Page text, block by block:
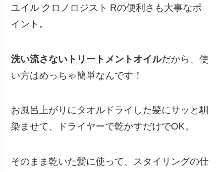
ユイル クロノロジスト Rの便利さも大事なポ
イント。
洗い流さないトリートメントオイルだから、使
い方はめっちゃ簡単なんです！
お風呂上がりにタオルドライした髪にサッと馴
染ませて、ドライヤーで乾かすだけでOK。
そのまま乾いた髪に使って、スタイリングの仕